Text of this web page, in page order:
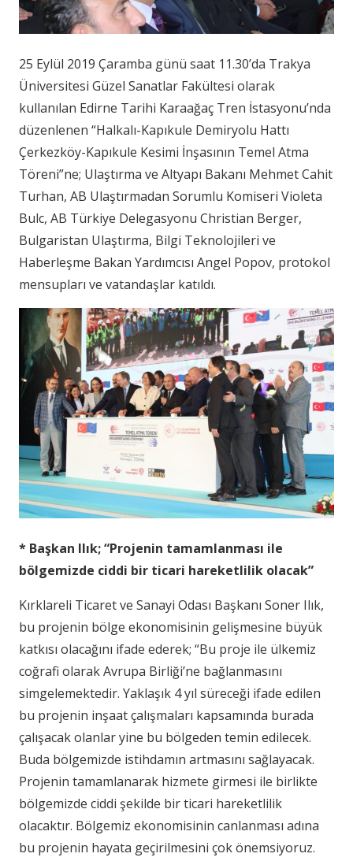
25 Eylül 2019 Çaramba günü saat 11.30’da Trakya
Üniversitesi Güzel Sanatlar Fakültesi olarak
kullanılan Edirne Tarihi Karaağaç Tren İstasyonu’nda
düzenlenen “Halkalı-Kapıkule Demiryolu Hattı
Çerkezköy-Kapıkule Kesimi İnşasının Temel Atma
Töreni”ne; Ulaştırma ve Altyapı Bakanı Mehmet Cahit
Turhan, AB Ulaştırmadan Sorumlu Komiseri Violeta
Bulc, AB Türkiye Delegasyonu Christian Berger,
Bulgaristan Ulaştırma, Bilgi Teknolojileri ve
Haberleşme Bakan Yardımcısı Angel Popov, protokol
mensupları ve vatandaşlar katıldı.
* Başkan Ilık; “Projenin tamamlanması ile
bölgemizde ciddi bir ticari hareketlilik olacak”
Kırklareli Ticaret ve Sanayi Odası Başkanı Soner Ilık,
bu projenin bölge ekonomisinin gelişmesine büyük
katkısı olacağını ifade ederek; “Bu proje ile ülkemiz
coğrafi olarak Avrupa Birliği’ne bağlanmasını
simgelemektedir. Yaklaşık 4 yıl süreceği ifade edilen
bu projenin inşaat çalışmaları kapsamında burada
çalışacak olanlar yine bu bölgeden temin edilecek.
Buda bölgemizde istihdamın artmasını sağlayacak.
Projenin tamamlanarak hizmete girmesi ile birlikte
bölgemizde ciddi şekilde bir ticari hareketlilik
olacaktır. Bölgemiz ekonomisinin canlanması adına
bu projenin hayata geçirilmesini çok önemsiyoruz.